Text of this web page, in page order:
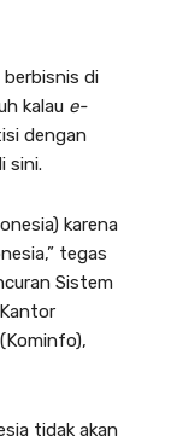
di
kalau e-
dengan
sini.
karena
tegas
Sistem
tidak akan